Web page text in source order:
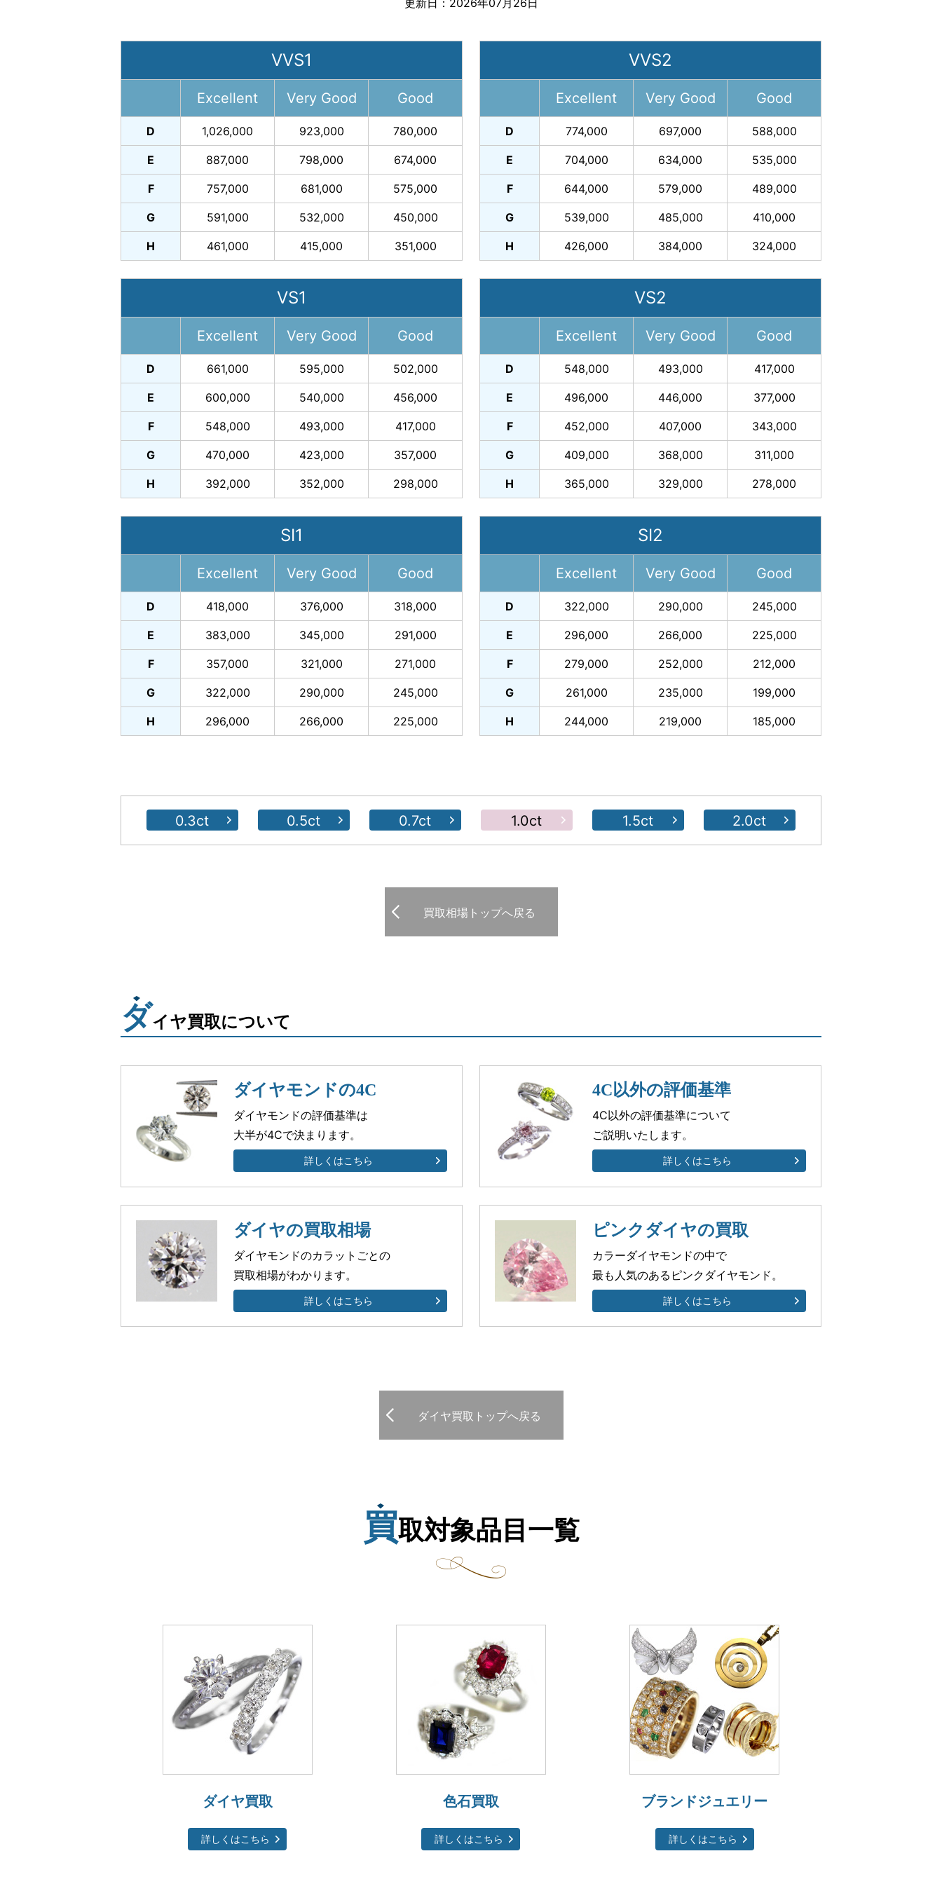
更新日：2026年07月26日
VVS1
Excellent Very Good Good
D 1,026,000 923,000 780,000
E 887,000 798,000 674,000
F 757,000 681,000 575,000
G 591,000 532,000 450,000
H 461,000 415,000 351,000
VVS2
Excellent Very Good Good
D 774,000 697,000 588,000
E 704,000 634,000 535,000
F 644,000 579,000 489,000
G 539,000 485,000 410,000
H 426,000 384,000 324,000
VS1
Excellent Very Good Good
D 661,000 595,000 502,000
E 600,000 540,000 456,000
F 548,000 493,000 417,000
G 470,000 423,000 357,000
H 392,000 352,000 298,000
VS2
Excellent Very Good Good
D 548,000 493,000 417,000
E 496,000 446,000 377,000
F 452,000 407,000 343,000
G 409,000 368,000 311,000
H 365,000 329,000 278,000
SI1
Excellent Very Good Good
D 418,000 376,000 318,000
E 383,000 345,000 291,000
F 357,000 321,000 271,000
G 322,000 290,000 245,000
H 296,000 266,000 225,000
SI2
Excellent Very Good Good
D 322,000 290,000 245,000
E 296,000 266,000 225,000
F 279,000 252,000 212,000
G 261,000 235,000 199,000
H 244,000 219,000 185,000
0.3ct 0.5ct 0.7ct 1.0ct 1.5ct 2.0ct
買取相場トップへ戻る
ダイヤ買取について
ダイヤモンドの4C
ダイヤモンドの評価基準は
大半が4Cで決まります。
詳しくはこちら
4C以外の評価基準
4C以外の評価基準について
ご説明いたします。
詳しくはこちら
ダイヤの買取相場
ダイヤモンドのカラットごとの
買取相場がわかります。
詳しくはこちら
ピンクダイヤの買取
カラーダイヤモンドの中で
最も人気のあるピンクダイヤモンド。
詳しくはこちら
ダイヤ買取トップへ戻る
買取対象品目一覧
ダイヤ買取
詳しくはこちら
色石買取
詳しくはこちら
ブランドジュエリー
詳しくはこちら